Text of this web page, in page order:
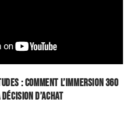
: comment l’immersion 360
d’achat